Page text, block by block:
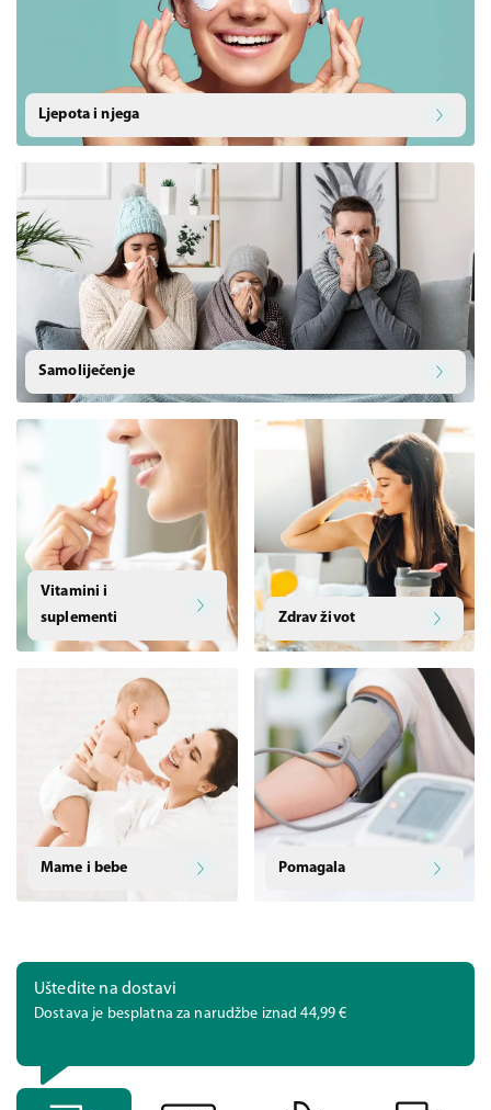
Ljepota i njega
Samoliječenje
Vitamini i
suplementi
Zdrav život
Mame i bebe Pomagala
Uštedite na dostavi
Dostava je besplatna za narudžbe iznad 44,99 €